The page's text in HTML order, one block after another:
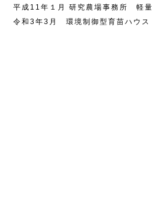
平成11年１月 研究農場事務所 軽
令和3年3月 環境制御型育苗ハウ